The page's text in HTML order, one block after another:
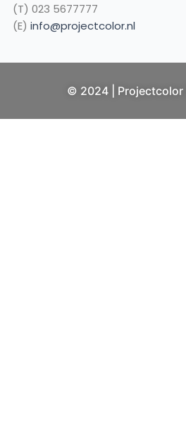
(T) 023 5677777
(E) info@projectcolor.nl
© 2024 | Projectcolor |
NL